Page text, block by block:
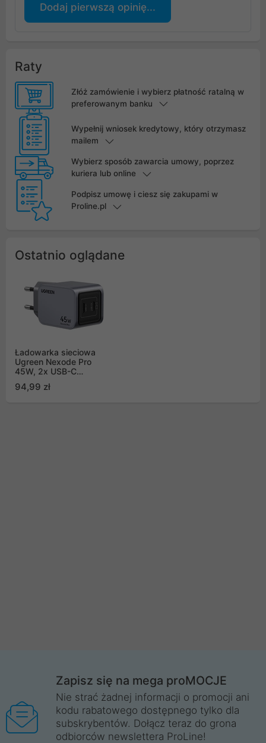
Dodaj pierwszą opinię...
Raty
Złóż zamówienie i wybierz płatność ratalną w
preferowanym banku
Wypełnij wniosek kredytowy, który otrzymasz
mailem
Wybierz sposób zawarcia umowy, poprzez
kuriera lub online
Podpisz umowę i ciesz się zakupami w
Proline.pl
Ostatnio oglądane
Ładowarka sieciowa
Ugreen Nexode Pro
45W, 2x USB-C
94,99 zł
Zapisz się na mega proMOCJE
Nie strać żadnej informacji o promocji ani
kodu rabatowego dostępnego tylko dla
subskrybentów. Dołącz teraz do grona
odbiorców newslettera ProLine!